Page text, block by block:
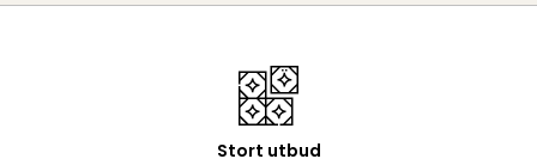
Stort utbud